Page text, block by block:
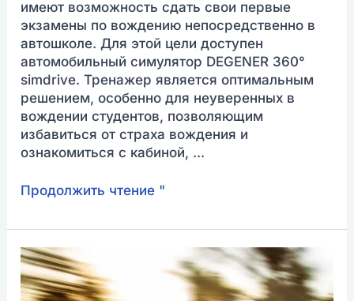
имеют возможность сдать свои первые
экзамены по вождению непосредственно в
автошколе. Для этой цели доступен
автомобильный симулятор DEGENER 360°
simdrive. Тренажер является оптимальным
решением, особенно для неуверенных в
вождении студентов, позволяющим
избавиться от страха вождения и
ознакомиться с кабиной, ...
Продолжить чтение "
Сколько
стоят
водительские